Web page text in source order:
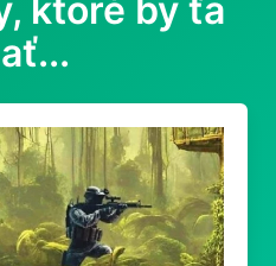
ktoré by ťa